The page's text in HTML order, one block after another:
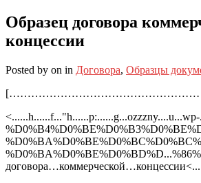
Образец договора
концессии
Posted by on in Договора, Образцы